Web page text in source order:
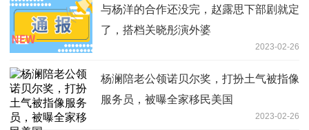
与杨洋的合作还没完，赵露思下部剧就定
了，搭档关晓彤演外婆
2023-02-26
杨澜陪老公领诺贝尔奖，打扮土气被指像
服务员，被曝全家移民美国
2023-02-26